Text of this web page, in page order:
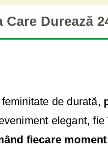
Durează
de durată,
elegant,
fiecare